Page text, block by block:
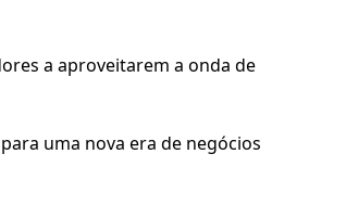
a aproveitarem a onda de
uma nova era de negócios